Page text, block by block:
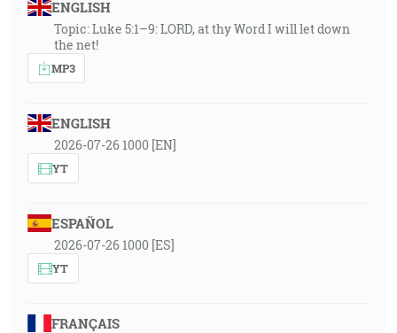
ENGLISH
Topic: Luke 5:1–9: LORD, at thy Word I will let down
the net!
MP3
ENGLISH
2026-07-26 1000 [EN]
YT
ESPAÑOL
2026-07-26 1000 [ES]
YT
FRANÇAIS